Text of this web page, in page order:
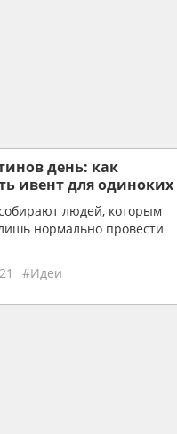
день: как
ивент для одиноких
людей, которым
нормально провести
#Идеи